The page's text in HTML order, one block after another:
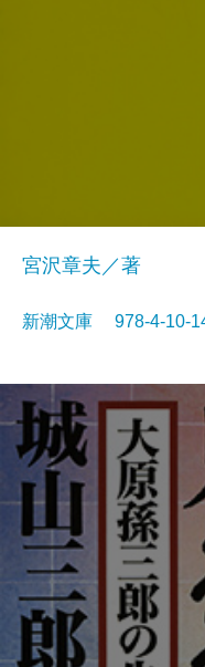
宮沢章夫／著
新潮文庫 978-4-10-